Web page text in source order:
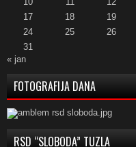
17
18 19
24
25 26
31
« jan
FOTOGRAFIJA DANA
RSD “SLOBODA” TUZLA